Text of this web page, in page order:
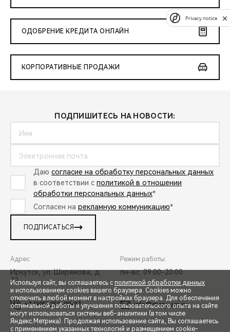
СПЕЦПРЕДЛОЖЕНИЯ
ОДОБРЕНИЕ КРЕДИТА ОНЛАЙН
КОРПОРАТИВНЫЕ ПРОДАЖИ
ПОДПИШИТЕСЬ НА НОВОСТИ:
Даю согласие на обработку персональных данных
в соответствии с политикой в отношении
обработки персональных данных*
Согласен на рекламную коммуникацию*
ПОДПИСАТЬСЯ
Адрес:
Иркутск, ул. Ширямова, д.
32
Режим работы:
пн-вс: 09:00-20:00
+7 (395) 250-09-17 info@chery-am.ru
Используя сайт, вы соглашаетесь с политикой обработки данных
и использованием cookies вашего браузера. Cookies можно
отключить в любой момент в настройках браузера. Для обеспечения
оптимальной работы и улучшения пользовательского опыта на сайте
могут использоваться системы веб-аналитики (в том числе
Яндекс.Метрика). Продолжая использование сайта, Вы соглашаетесь
с применением указанных технологий и размещением cookie-
Privacy notice